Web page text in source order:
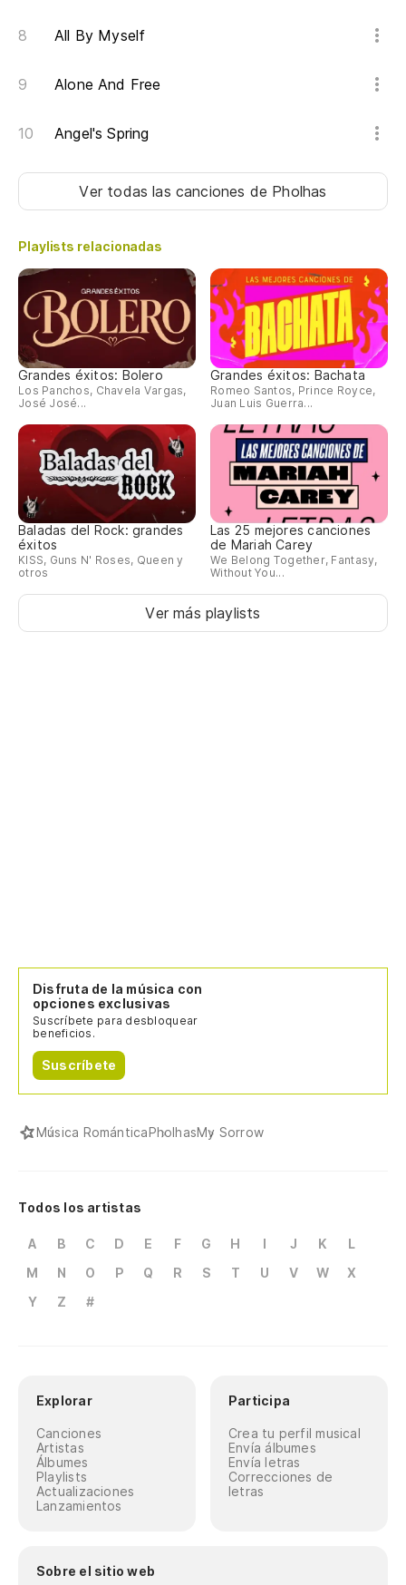
All By Myself
Alone And Free
Angel's Spring
Ver todas las canciones de Pholhas
Playlists relacionadas
Grandes éxitos: Bolero
Los Panchos, Chavela Vargas,
José José...
Grandes éxitos: Bachata
Romeo Santos, Prince Royce,
Juan Luis Guerra...
Baladas del Rock: grandes
éxitos
KISS, Guns N' Roses, Queen y
otros
Las 25 mejores canciones
de Mariah Carey
We Belong Together, Fantasy,
Without You...
Ver más playlists
Disfruta de la música con
opciones exclusivas
Suscríbete para desbloquear
beneficios.
Suscríbete
Música RománticaPholhasMy Sorrow
Todos los artistas
A B C D E F G H I J K
L
M
N O P Q R S T U V W
X
Y
Z #
Explorar
Canciones
Artistas
Álbumes
Playlists
Actualizaciones
Lanzamientos
Participa
Crea tu perfil musical
Envía álbumes
Envía letras
Correcciones de
letras
Sobre el sitio web